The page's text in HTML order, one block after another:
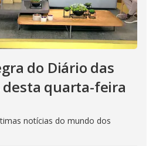
do Diário das
desta quarta-feira
notícias do mundo dos